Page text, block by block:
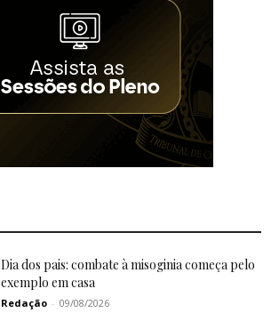
Dia dos pais: combate à misoginia começa pelo
exemplo em casa
Redação - 09/08/2026